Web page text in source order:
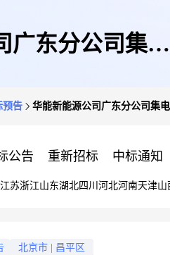
广东分公司集电
预告 华能新能源公司广东分公司集
公告 重新招标 中标通知
江苏浙江山东湖北四川 河北河南天津山
北京市 昌平区